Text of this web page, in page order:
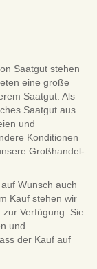
Saatgut stehen
eine große
Saatgut. Als
Saatgut aus
und
Konditionen
Großhandel-
Wunsch auch
Kauf stehen wir
Verfügung. Sie
und
der Kauf auf